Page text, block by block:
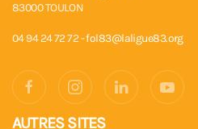
83000 TOULON
04 94 24 72 72 -fol83@laligue83.org
AUTRES SITES